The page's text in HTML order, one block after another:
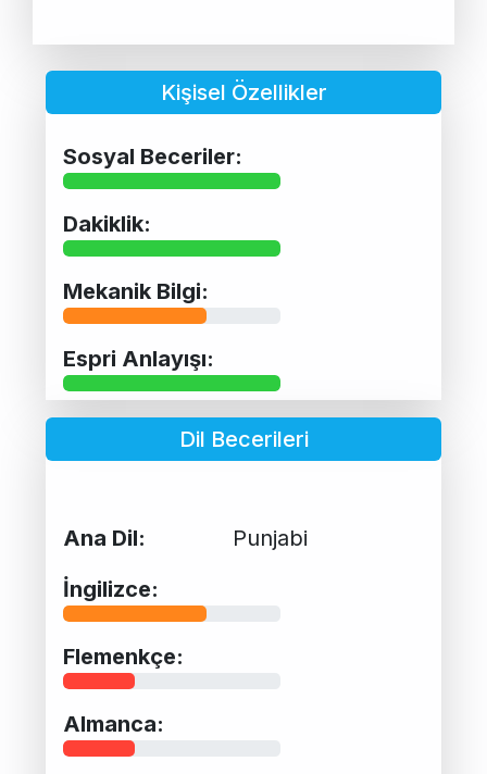
Kişisel Özellikler
Sosyal Beceriler:
Dakiklik:
Mekanik Bilgi:
Espri Anlayışı:
Dil Becerileri
Ana Dil:
Punjabi
İngilizce:
Flemenkçe:
Almanca: